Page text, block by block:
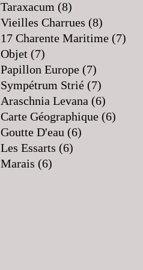
Taraxacum (8)
Vieilles Charrues (8)
17 Charente Maritime (7)
Objet (7)
Papillon Europe (7)
Sympétrum Strié (7)
Araschnia Levana (6)
Carte Géographique (6)
Goutte D'eau (6)
Les Essarts (6)
Marais (6)